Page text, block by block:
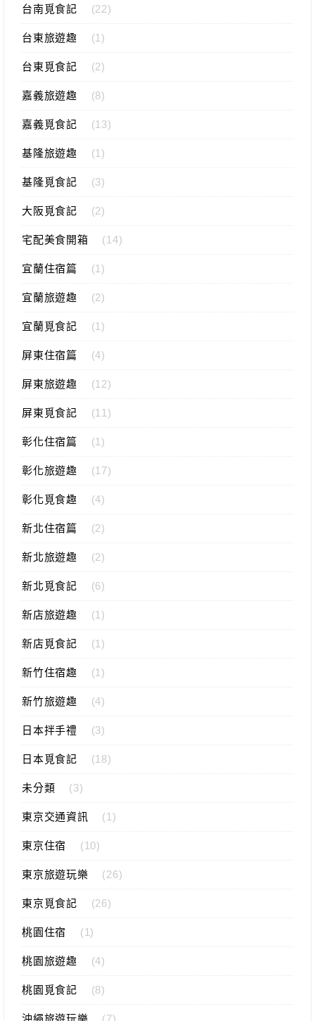
台南覓食記 (22)
台東旅遊趣 (1)
台東覓食記 (2)
嘉義旅遊趣 (8)
嘉義覓食記 (13)
基隆旅遊趣 (1)
基隆覓食記 (3)
大阪覓食記 (2)
宅配美食開箱 (14)
宜蘭住宿篇 (1)
宜蘭旅遊趣 (2)
宜蘭覓食記 (1)
屏東住宿篇 (4)
屏東旅遊趣 (12)
屏東覓食記 (11)
彰化住宿篇 (1)
彰化旅遊趣 (17)
彰化覓食趣 (4)
新北住宿篇 (2)
新北旅遊趣 (2)
新北覓食記 (6)
新店旅遊趣 (1)
新店覓食記 (1)
新竹住宿趣 (1)
新竹旅遊趣 (4)
日本拌手禮 (3)
日本覓食記 (18)
未分類 (3)
東京交通資訊 (1)
東京住宿 (10)
東京旅遊玩樂 (26)
東京覓食記 (26)
桃園住宿 (1)
桃園旅遊趣 (4)
桃園覓食記 (8)
沖繩旅遊玩樂 (7)